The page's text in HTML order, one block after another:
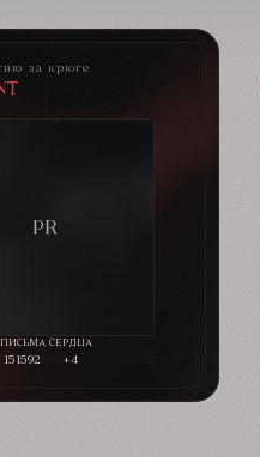
за крюге
151592 +4